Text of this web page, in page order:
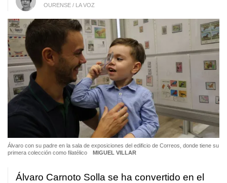
OURENSE / LA VOZ
Álvaro con su padre en la sala de exposiciones del edificio de Correos, donde tiene su
primera colección como filatélico
MIGUEL VILLAR
Álvaro Carnoto Solla se ha convertido en el